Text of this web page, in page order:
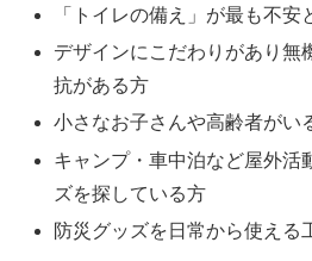
「トイレの備え」が最も不安
デザインにこだわりがあり無
抗がある方
小さなお子さんや高齢者がい
キャンプ・車中泊など屋外活
ズを探している方
防災グッズを日常から使える